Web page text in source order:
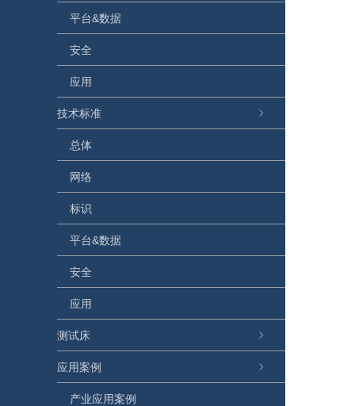
平台&数据
安全
应用
技术标准
总体
网络
标识
平台&数据
安全
应用
测试床
应用案例
产业应用案例